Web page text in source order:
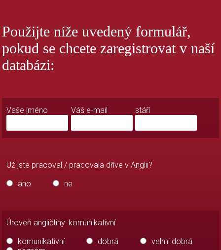
Použijte níže uvedený formulář,
pokud se chcete zaregistrovat v naší
databázi:
kontaktowy
Vaše jméno Váš e-mail stáří
Už jste pracoval / pracovala dříve v Anglii?
ano
ne
Úroveň angličtiny: komunikativní
komunikativní
dobrá
velmi dobrá